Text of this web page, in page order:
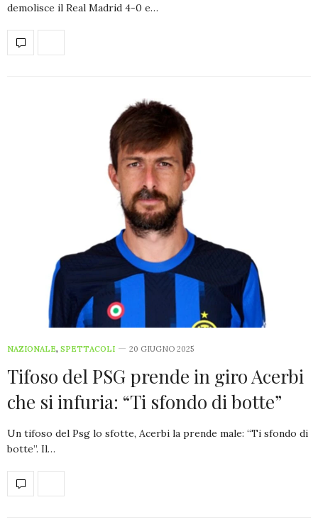
demolisce il Real Madrid 4-0 e…
NAZIONALE, SPETTACOLI 20 GIUGNO 2025
Tifoso del PSG prende in giro Acerbi
che si infuria: “Ti sfondo di botte”
Un tifoso del Psg lo sfotte, Acerbi la prende male: “Ti sfondo di
botte”. Il…